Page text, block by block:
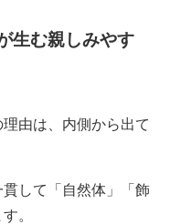
生む親しみやす
由は、内側から出て
して「自然体」「飾
。